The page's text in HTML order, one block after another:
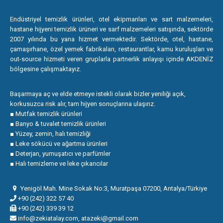
Endüstriyel temizlik ürünleri, otel ekipmanları ve sart malzemeleri,
hastane hijyeni temizlik ürüneri ve sarf malzemeleri satışında, sektörde
2007 yılında bu yana hizmet vermektedir. Sektörde, otel, hastane,
çamaşırhane, özel yemek fabrikaları, restaurantlar, kamu kuruluşları ve
out-source hizmeti veren gruplarla partnerlik anlayışı içinde AKDENİZ
bölgesine çalışmaktayız.
Başarmaya aç ve elde etmeye istekli olarak bizler yeniliği açık,
korkusuzca risk alır, tam hijyen sonuçlarına ulaşırız.
■ Mutfak temizlik ürünleri
■ Banyo & tuvalet temizlik ürünleri
■ Yüzey, zemin, halı temizliği
■ Leke sökücü ve ağartma ürünleri
■ Deterjan, yumuşatıcı ve parfümler
■ Halı temizleme ve leke çıkarıcılar
Yenigöl Mah. Mine Sokak No:3, Muratpaşa 07200, Antalya/Türkiye
+90 (242) 322 57 40
+90 (242) 339 39 12
info@zekiatalay.com, atazeki@gmail.com